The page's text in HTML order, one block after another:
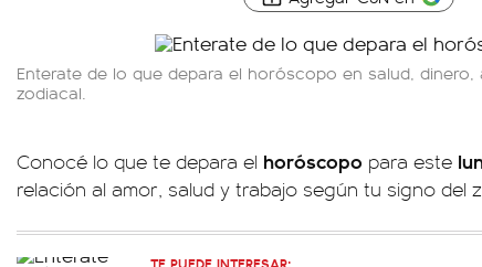
Enterate de lo que depara el horóscopo en salud,
zodiacal.
Conocé lo que te depara el horóscopo para este
relación al amor, salud y trabajo según tu signo del